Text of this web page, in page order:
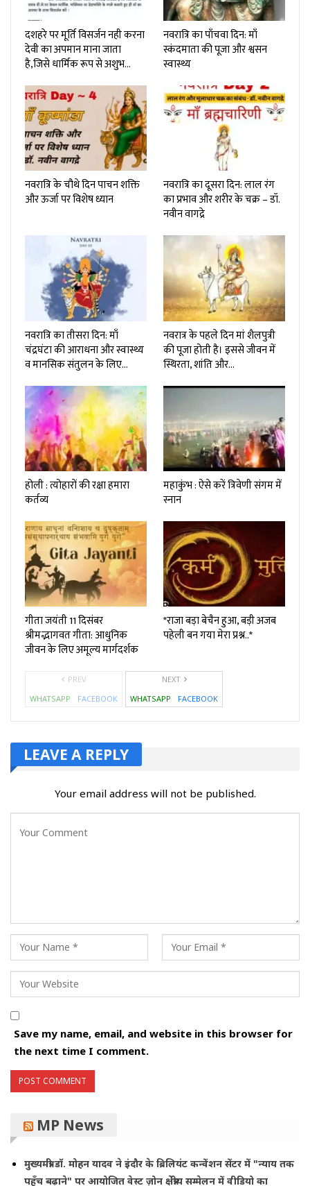
दशहरे पर मूर्ति विसर्जन नही करना
देवी का अपमान माना जाता
है,जिसे धार्मिक रूप से अशुभ…
नवरात्रि का पाँचवा दिन: माँ
स्कंदमाता की पूजा और श्वसन
स्वास्थ्य
नवरात्रि के चौथे दिन पाचन शक्ति
और ऊर्जा पर विशेष ध्यान
नवरात्रि का दूसरा दिन: लाल रंग
का प्रभाव और शरीर के चक्र – डॉ.
नवीन वागद्रे
नवरात्रि का तीसरा दिन: माँ
चंद्रघंटा की आराधना और स्वास्थ्य
व मानसिक संतुलन के लिए…
नवरात्र के पहले दिन मां शैलपुत्री
की पूजा होती है। इससे जीवन में
स्थिरता, शांति और…
होली : त्योहारों की रक्षा हमारा
कर्तव्य
महाकुंभ : ऐसे करें त्रिवेणी संगम में
स्नान
गीता जयंती 11 दिसंबर
श्रीमद्भागवत गीता: आधुनिक
जीवन के लिए अमूल्य मार्गदर्शक
*राजा बड़ा बेचैन हुआ, बड़ी अजब
पहेली बन गया मेरा प्रश्न..*
PREV
WHATSAPP
FACEBOOK
NEXT
WHATSAPP
FACEBOOK
LEAVE A REPLY
Your email address will not be published.
Save my name, email, and website in this browser for
the next time I comment.
MP News
मुख्यमंत्री डॉ. मोहन यादव ने इंदौर के ब्रिलियंट कन्वेंशन सेंटर में "न्याय तक
पहुँच बढ़ाने" पर आयोजित वेस्ट ज़ोन क्षेत्रीय सम्मेलन में वीडियो का